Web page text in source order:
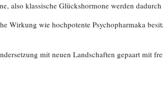
also klassische Glückshormone werden dadurch
Wirkung wie hochpotente Psychopharmaka
mit neuen Landschaften gepaart mit